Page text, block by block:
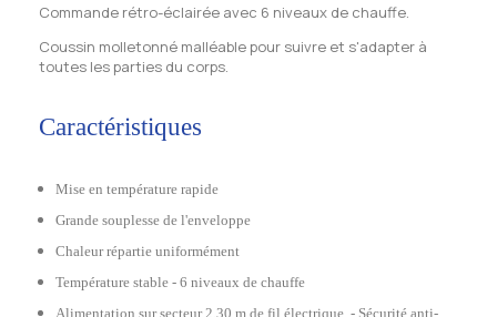
Commande rétro-éclairée avec 6 niveaux de chauffe.
Coussin molletonné malléable pour suivre et s'adapter à
toutes les parties du corps.
Caractéristiques
Mise en température rapide
Grande souplesse de l'enveloppe
Chaleur répartie uniformément
Température stable - 6 niveaux de chauffe
Alimentation sur secteur 2.30 m de fil électrique - Sécurité anti-